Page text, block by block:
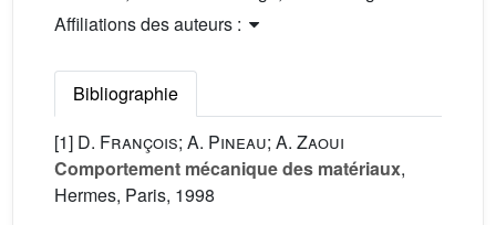
Affiliations des auteurs :
Bibliographie
[1] D. François; A. Pineau; A. Zaoui
Comportement mécanique des matériaux,
Hermes, Paris, 1998